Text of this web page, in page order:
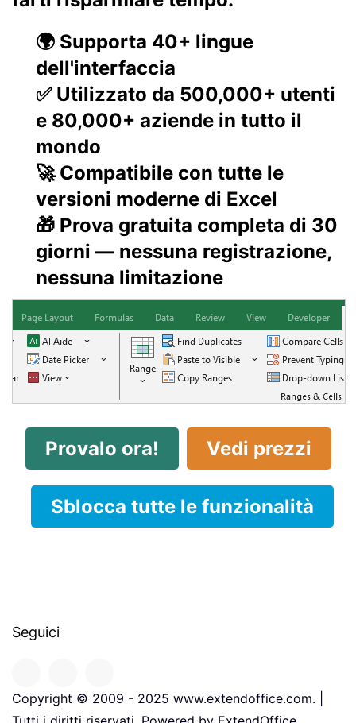
🌍 Supporta 40+ lingue
dell'interfaccia
✅ Utilizzato da 500,000+ utenti
e 80,000+ aziende in tutto il
mondo
🚀 Compatibile con tutte le
versioni moderne di Excel
🎁 Prova gratuita completa di 30
giorni — nessuna registrazione,
nessuna limitazione
Provalo ora! Vedi prezzi
Sblocca tutte le funzionalità
Seguici
Copyright © 2009 - 2025 www.extendoffice.com. |